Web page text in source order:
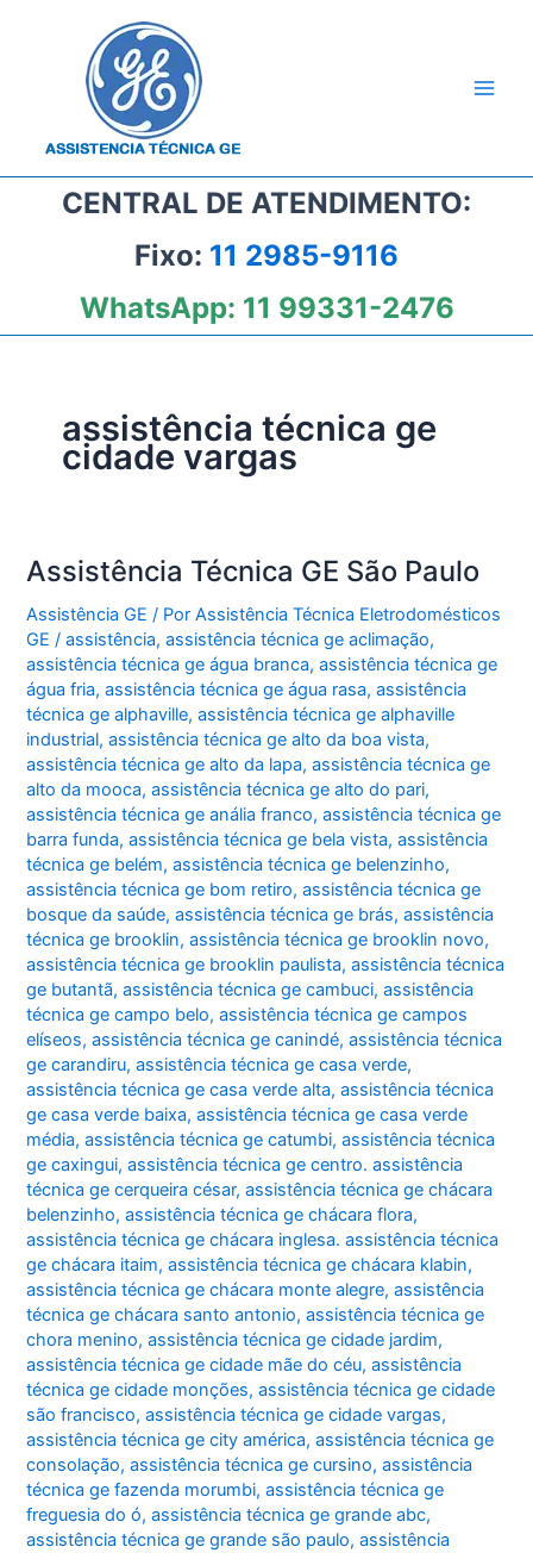
CENTRAL DE ATENDIMENTO:
Fixo: 11 2985-9116
WhatsApp: 11 99331-2476
assistência técnica ge
cidade vargas
Assistência Técnica GE São Paulo
Assistência GE / PorAssistência Técnica Eletrodomésticos
GE/assistência,assistência técnica ge aclimação,
assistência técnica ge água branca,assistência técnica ge
água fria,assistência técnica ge água rasa,assistência
técnica ge alphaville,assistência técnica ge alphaville
industrial,assistência técnica ge alto da boa vista,
assistência técnica ge alto da lapa,assistência técnica ge
alto da mooca,assistência técnica ge alto do pari,
assistência técnica ge anália franco,assistência técnica ge
barra funda,assistência técnica ge bela vista,assistência
técnica ge belém,assistência técnica ge belenzinho,
assistência técnica ge bom retiro,assistência técnica ge
bosque da saúde,assistência técnica ge brás,assistência
técnica ge brooklin,assistência técnica ge brooklin novo,
assistência técnica ge brooklin paulista,assistência técnica
ge butantã,assistência técnica ge cambuci,assistência
técnica ge campo belo,assistência técnica ge campos
elíseos,assistência técnica ge canindé,assistência técnica
ge carandiru,assistência técnica ge casa verde,
assistência técnica ge casa verde alta,assistência técnica
ge casa verde baixa,assistência técnica ge casa verde
média,assistência técnica ge catumbi,assistência técnica
ge caxingui,assistência técnica ge centro. assistência
técnica ge cerqueira césar,assistência técnica ge chácara
belenzinho,assistência técnica ge chácara flora,
assistência técnica ge chácara inglesa. assistência técnica
ge chácara itaim,assistência técnica ge chácara klabin,
assistência técnica ge chácara monte alegre,assistência
técnica ge chácara santo antonio,assistência técnica ge
chora menino,assistência técnica ge cidade jardim,
assistência técnica ge cidade mãe do céu,assistência
técnica ge cidade monções,assistência técnica ge cidade
são francisco,assistência técnica ge cidade vargas,
assistência técnica ge city américa,assistência técnica ge
consolação,assistência técnica ge cursino,assistência
técnica ge fazenda morumbi,assistência técnica ge
freguesia do ó,assistência técnica ge grande abc,
assistência técnica ge grande são paulo,assistência